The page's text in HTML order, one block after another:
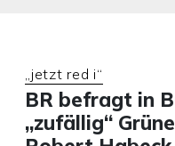
„jetzt red i“
BR befragt in
„zufällig“